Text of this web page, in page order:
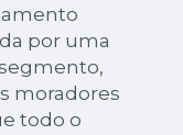
por uma
moradores
todo o